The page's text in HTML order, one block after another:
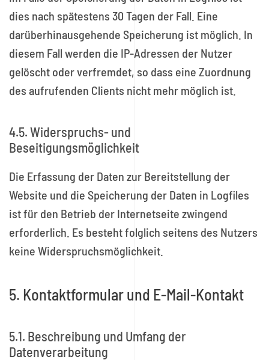
dies nach spätestens 30 Tagen der Fall. Eine
darüberhinausgehende Speicherung ist möglich. In
diesem Fall werden die IP-Adressen der Nutzer
gelöscht oder verfremdet, so dass eine Zuordnung
des aufrufenden Clients nicht mehr möglich ist.
4.5. Widerspruchs- und
Beseitigungsmöglichkeit
Die Erfassung der Daten zur Bereitstellung der
Website und die Speicherung der Daten in Logfiles
ist für den Betrieb der Internetseite zwingend
erforderlich. Es besteht folglich seitens des Nutzers
keine Widerspruchsmöglichkeit.
5. Kontaktformular und E-Mail-Kontakt
5.1. Beschreibung und Umfang der
Datenverarbeitung